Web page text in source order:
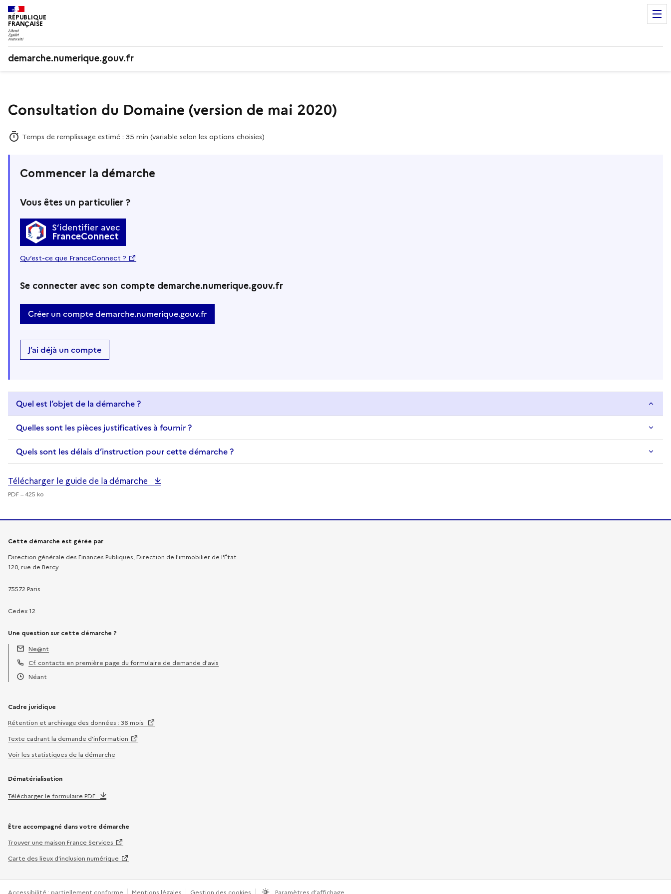
RÉPUBLIQUE
FRANÇAISE
demarche.numerique.gouv.fr
Consultation du Domaine (version de mai 2020)
Temps de remplissage estimé : 35 min (variable selon les options choisies)
Commencer la démarche
Vous êtes un particulier ?
S’identifier avec
FranceConnect
Qu’est-ce que FranceConnect ?
Se connecter avec son compte demarche.numerique.gouv.fr
Créer un compte demarche.numerique.gouv.fr
J’ai déjà un compte
Quel est l’objet de la démarche ?
Quelles sont les pièces justificatives à fournir ?
Quels sont les délais d’instruction pour cette démarche ?
Télécharger le guide de la démarche
PDF – 425 ko
Informations sur la démarche
Cette démarche est gérée par
Direction générale des Finances Publiques, Direction de l'immobilier de l'État
120, rue de Bercy
75572 Paris
Cedex 12
Une question sur cette démarche ?
Adresse électronique :
Ne@nt
Téléphone :
Cf. contacts en première page du formulaire de demande d'avis
Néant
Cadre juridique
Rétention et archivage des données : 36 mois
Texte cadrant la demande d’information
Voir les statistiques de la démarche
Dématérialisation
Télécharger le formulaire PDF
Être accompagné dans votre démarche
Trouver une maison France Services
Carte des lieux d’inclusion numérique
Accessibilité : partiellement conforme Mentions légales Gestion des cookies Paramètres d’affichage